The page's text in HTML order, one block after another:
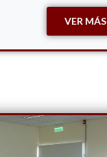
VER MÁS